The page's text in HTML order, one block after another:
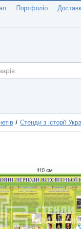
Портфоліо
Стенди з історії